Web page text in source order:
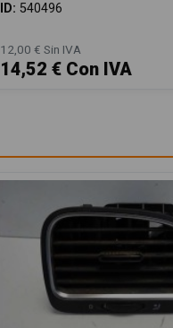
ID: 540496
12,00 € Sin IVA
14,52 € Con IVA